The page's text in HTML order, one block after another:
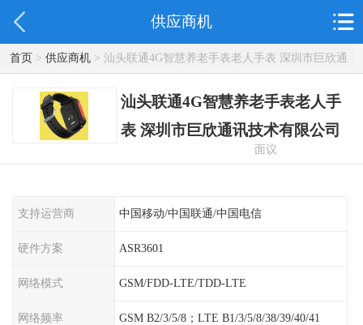
供应商机
首页> 供应商机> 汕头联通4G智慧养老手表老人手表 深圳市巨欣通
讯技术有限公司
汕头联通4G智慧养老手表老人手
表 深圳市巨欣通讯技术有限公司
面议
支持运营商 中国移动/中国联通/中国电信
硬件方案 ASR3601
网络模式 GSM/FDD-LTE/TDD-LTE
网络频率 GSM B2/3/5/8；LTE B1/3/5/8/38/39/40/41